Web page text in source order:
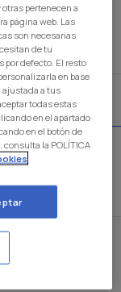
Castellón
CD Leganés
pertenecen a
página web. Las
son necesarias
de tu
por defecto. El resto
en base
ajustada a tus
todas estas
en el apartado
en el botón de
consulta la POLÍTICA